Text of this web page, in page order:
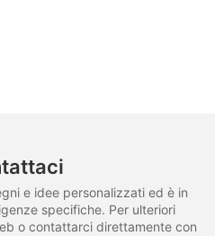
e idee personalizzati ed è in
specifiche. Per ulteriori
o contattarci direttamente con